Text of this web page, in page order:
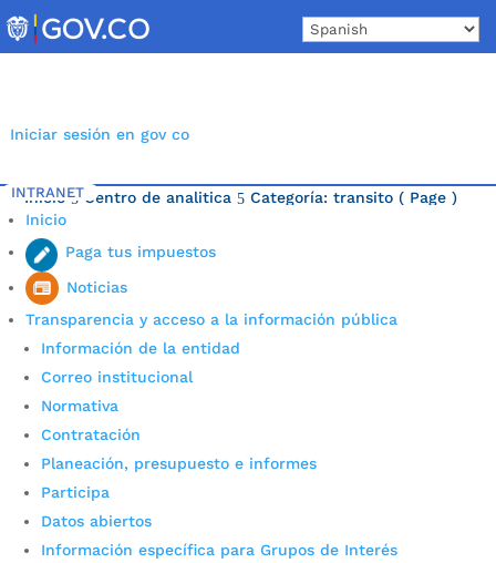
to
content
Iniciar sesión en gov co
INTRANET
Inicio
Paga tus impuestos
Noticias
Transparencia y acceso a la información pública
Información de la entidad
Correo institucional
Normativa
Contratación
Planeación, presupuesto e informes
Participa
Datos abiertos
Información específica para Grupos de Interés
Inicio 5 Centro de analitica 5 Categoría: transito ( Page )
Última noticia.